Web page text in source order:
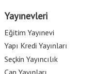
Yayınevleri
Eğitim Yayınevi
Yapı Kredi Yayınları
Seçkin Yayıncılık
Can Yayınları